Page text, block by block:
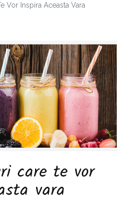
Vor Inspira Aceasta Vara
care te vor
vara